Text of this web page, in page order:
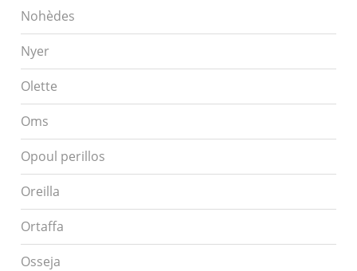
Nohèdes
Nyer
Olette
Oms
Opoul perillos
Oreilla
Ortaffa
Osseja